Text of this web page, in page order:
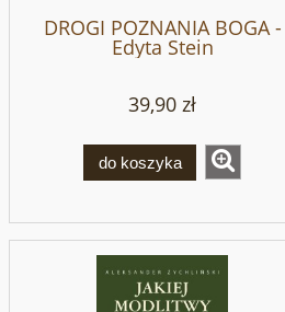
DROGI POZNANIA BOGA -
Edyta Stein
39,90 zł
do koszyka